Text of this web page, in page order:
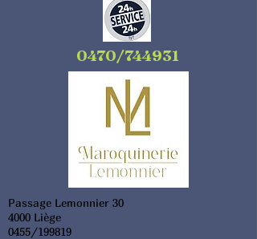
0470/744931
Passage Lemonnier 30
4000 Liège
0455/199819